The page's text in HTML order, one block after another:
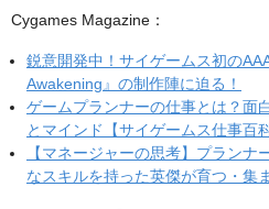
Cygames Magazine：
鋭意開発中！サイゲームス初の
Awakening』の制作陣に迫る！
ゲームプランナーの仕事とは？面
とマインド【サイゲームス仕事百科
【マネージャーの思考】プラン
なスキルを持った英傑が育つ・集